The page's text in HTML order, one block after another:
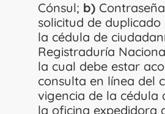
Cónsul; b)
solicitud de
la cédula de
Registraduría
la cual debe estar
consulta en línea del
vigencia de la cédula
la oficina expedidora